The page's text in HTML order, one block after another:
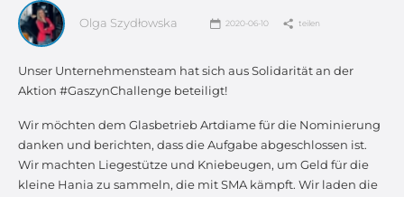
Olga Szydłowska 2020-06-10 teilen
Unser Unternehmensteam hat sich aus Solidarität an der
Aktion #GaszynChallenge beteiligt!
Wir möchten dem Glasbetrieb Artdiame für die Nominierung
danken und berichten, dass die Aufgabe abgeschlossen ist.
Wir machten Liegestütze und Kniebeugen, um Geld für die
kleine Hania zu sammeln, die mit SMA kämpft. Wir laden die